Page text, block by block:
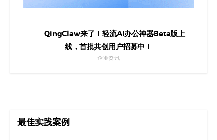
QingClaw来了！轻流AI办公神器Beta版上
线，首批共创用户招募中！
企业资讯
最佳实践案例